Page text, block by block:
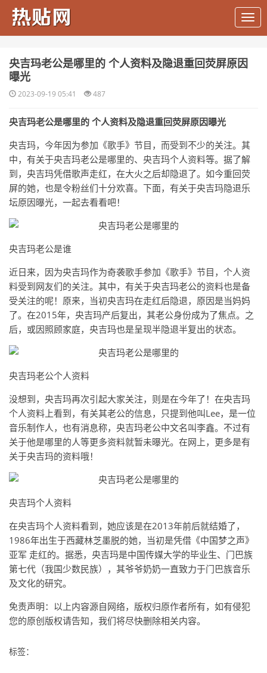
​央吉玛老公是哪里的 个人资料及隐退重回荧屏原因
曝光
2023-09-19 05:41 487
央吉玛老公是哪里的 个人资料及隐退重回荧屏原因曝光
央吉玛，今年因为参加《歌手》节目，而受到不少的关注。其
中，有关于央吉玛老公是哪里的、央吉玛个人资料等。据了解
到，央吉玛凭借歌声走红，在大火之后却隐退了。如今重回荧
屏的她，也是令粉丝们十分欢喜。下面，有关于央吉玛隐退乐
坛原因曝光，一起去看看吧！
央吉玛老公是谁
近日来，因为央吉玛作为奇袭歌手参加《歌手》节目，个人资
料受到网友们的关注。其中，有关于央吉玛老公的资料也是备
受关注的呢！原来，当初央吉玛在走红后隐退，原因是当妈妈
了。在2015年，央吉玛产后复出，其老公身份成为了焦点。之
后，或因照顾家庭，央吉玛也是呈现半隐退半复出的状态。
央吉玛老公个人资料
没想到，央吉玛再次引起大家关注，则是在今年了！在央吉玛
个人资料上看到，有关其老公的信息，只提到他叫Lee，是一位
音乐制作人，也有消息称，央吉玛老公中文名叫李鑫。不过有
关于他是哪里的人等更多资料就暂未曝光。在网上，更多是有
关于央吉玛的资料哦！
央吉玛个人资料
在央吉玛个人资料看到，她应该是在2013年前后就结婚了，
1986年出生于西藏林芝墨脱的她，当初是凭借《中国梦之声》
亚军 走红的。据悉，央吉玛是中国传媒大学的毕业生、门巴族
第七代（我国少数民族），其爷爷奶奶一直致力于门巴族音乐
及文化的研究。
免责声明：以上内容源自网络，版权归原作者所有，如有侵犯
您的原创版权请告知，我们将尽快删除相关内容。
标签：